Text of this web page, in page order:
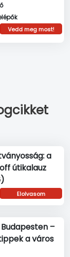
Vedd meg most!
a
útikalauz
Elolvasom
–
a város